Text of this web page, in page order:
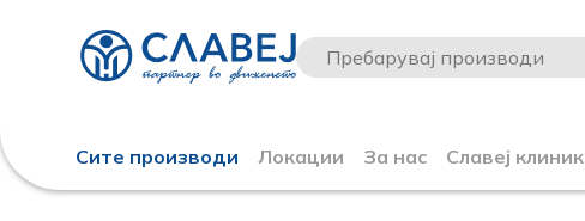
Сите производи Локации За нас Славеј клиник